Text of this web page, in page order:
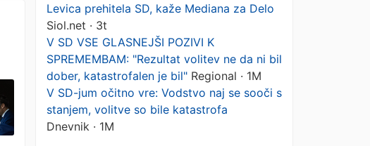
Levica prehitela SD, kaže Mediana za Delo
Siol.net · 3t
V SD VSE GLASNEJŠI POZIVI K
SPREMEMBAM: "Rezultat volitev ne da ni bil
dober, katastrofalen je bil" Regional · 1M
V SD-jum očitno vre: Vodstvo naj se sooči s
stanjem, volitve so bile katastrofa
Dnevnik · 1M